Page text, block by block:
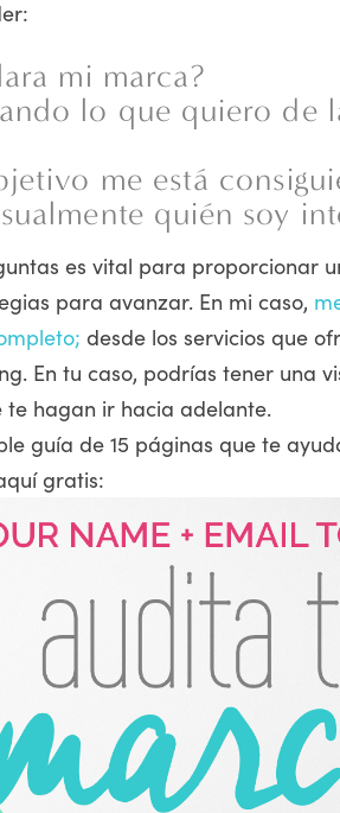
mi marca?
lo que quiero de
me está
quién soy
es vital para proporcionar
para avanzar. En mi caso,
desde los servicios que
En tu caso, podrías tener una
hagan ir hacia adelante.
guía de 15 páginas que te
gratis: